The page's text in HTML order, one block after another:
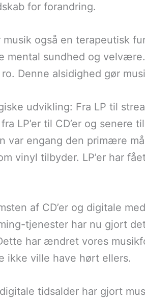
for forandring.
musik også en terapeutisk
mental sundhed og
Denne alsidighed gør
udvikling: Fra LP til
LP’er til CD’er og
var engang den primære
vinyl tilbyder. LP’er har
af CD’er og digitale
tjenester har nu gjort
har ændret vores
ikke ville have hørt ellers.
tidsalder har gjort